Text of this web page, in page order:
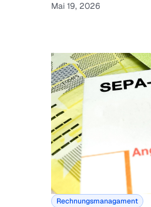
Mai 19, 2026
Rechnungsmanagament